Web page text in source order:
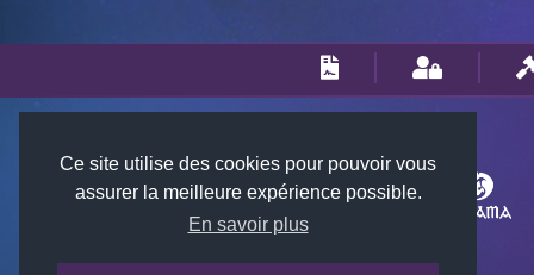
Ce site utilise des cookies pour pouvoir vous
assurer la meilleure expérience possible.
En savoir plus